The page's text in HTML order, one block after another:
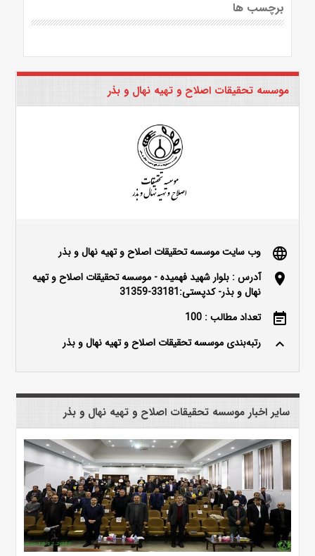
برچسب ها
موسسه تحقیقات اصلاح و تهیه نهال و بذر
language وب سایت موسسه تحقیقات اصلاح و تهیه نهال و بذر
location_on
آدرس : بلوار شهید فهمیده - موسسه تحقیقات اصلاح و تهیه
نهال و بذر- کدپستی:33181-31359
event_note تعداد مطالب : 100
keyboard_arrow_up رتبه‌بندی موسسه تحقیقات اصلاح و تهیه نهال و بذر
سایر اخبار موسسه تحقیقات اصلاح و تهیه نهال و بذر